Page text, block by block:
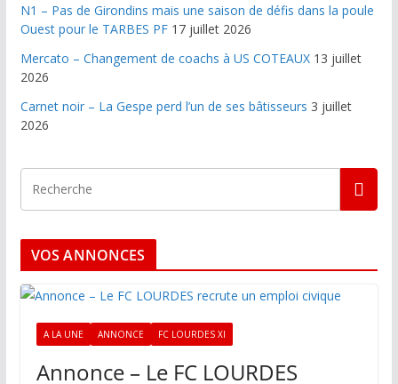
N1 – Pas de Girondins mais une saison de défis dans la poule
Ouest pour le TARBES PF 17 juillet 2026
Mercato – Changement de coachs à US COTEAUX 13 juillet
2026
Carnet noir – La Gespe perd l’un de ses bâtisseurs 3 juillet
2026
VOS ANNONCES
A LA UNE ANNONCE FC LOURDES XI
Annonce – Le FC LOURDES